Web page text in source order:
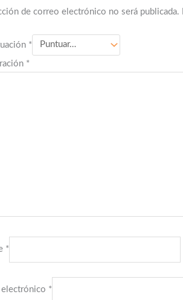
de correo electrónico no será publicada.
*
*
*
*